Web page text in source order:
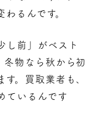
わる んです。
し前」がベスト
冬物なら秋から初
。買取業者も、
ているんです